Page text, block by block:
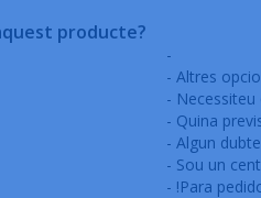
producte?
-
- Altres
-
- Quina
- Algun
- Sou un
- !Para